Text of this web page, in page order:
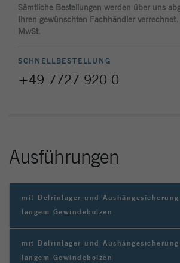
Sämtliche Bestellungen werden über uns
Ihren gewünschten Fachhändler
MwSt.
SCHNELLBESTELLUNG
+49 7727 920-0
Ausführungen
mit Delrinlager und
langem Gewindebolzen
mit Delrinlager und
langem Gewindebolzen
Informationen anonym
Name
Zweck
Google verwendet
Benutzer zu